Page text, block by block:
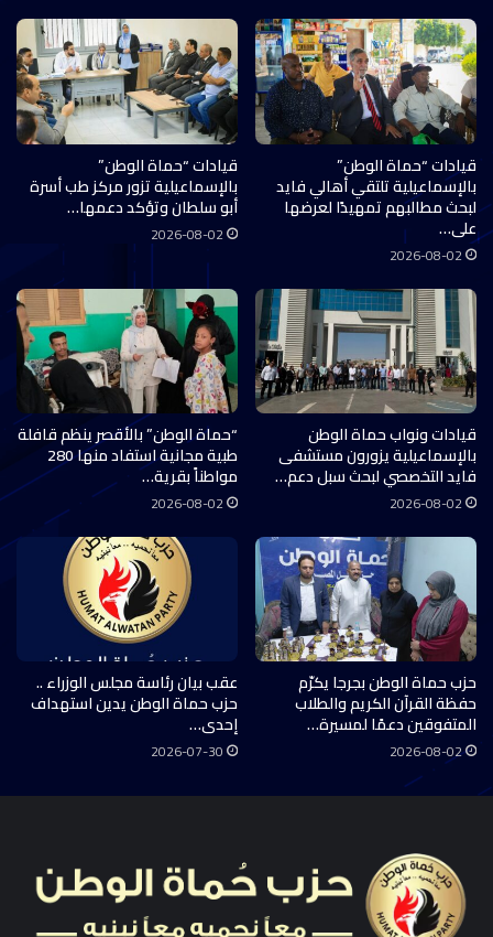
قيادات “حماة الوطن”
بالإسماعيلية تلتقي أهالي فايد
لبحث مطالبهم تمهيدًا لعرضها
على…
2026-08-02
قيادات “حماة الوطن”
بالإسماعيلية تزور مركز طب أسرة
أبو سلطان وتؤكد دعمها…
2026-08-02
قيادات ونواب حماة الوطن
بالإسماعيلية يزورون مستشفى
فايد التخصصي لبحث سبل دعم…
2026-08-02
“حماة الوطن” بالأقصر ينظم قافلة
طبية مجانية استفاد منها 280
مواطناً بقرية…
2026-08-02
حزب حماة الوطن بجرجا يكرّم
حفظة القرآن الكريم والطلاب
المتفوقين دعمًا لمسيرة…
2026-08-02
عقب بيان رئاسة مجلس الوزراء ..
حزب حماة الوطن يدين استهداف
إحدى…
2026-07-30